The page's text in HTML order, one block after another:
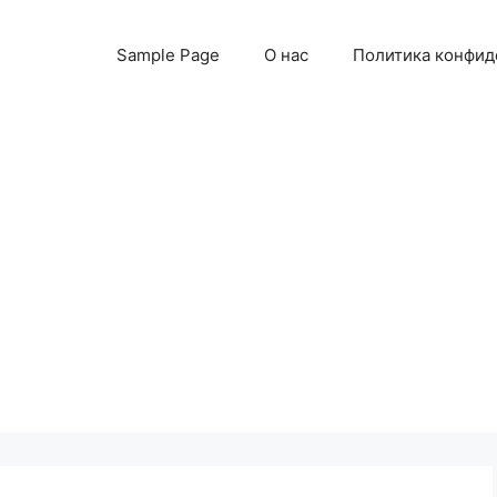
Sample Page О нас Политика